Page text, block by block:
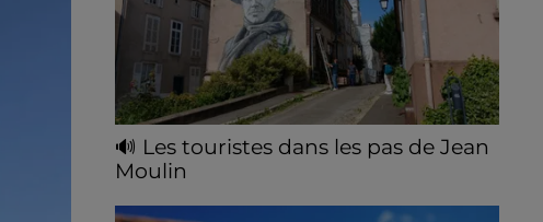
🔊 Les touristes dans les pas de Jean
Moulin